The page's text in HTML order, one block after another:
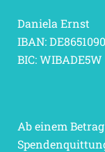
Daniela Ernst
IBAN:
BIC: WIBADE5W
Ab einem